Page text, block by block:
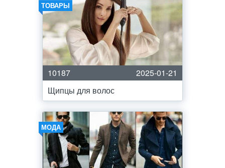
ТОВАРЫ
10187
2025-01-21
Щипцы для волос
МОДА